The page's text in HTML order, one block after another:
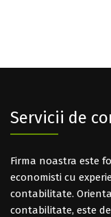
Servicii de
Firma noastra este
economisti cu
contabilitate.
contabilitate, este